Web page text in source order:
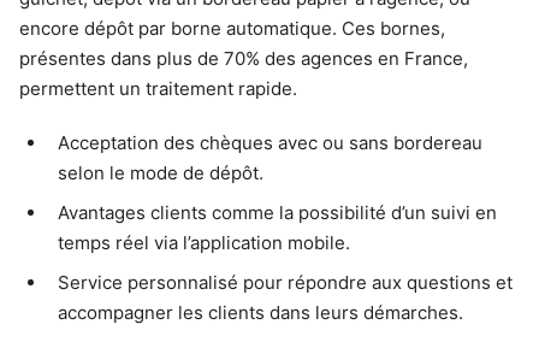
encore dépôt par borne automatique. Ces bornes,
présentes dans plus de 70% des agences en France,
permettent un traitement rapide.
Acceptation des chèques avec ou sans bordereau
selon le mode de dépôt.
Avantages clients comme la possibilité d’un suivi en
temps réel via l’application mobile.
Service personnalisé pour répondre aux questions et
accompagner les clients dans leurs démarches.